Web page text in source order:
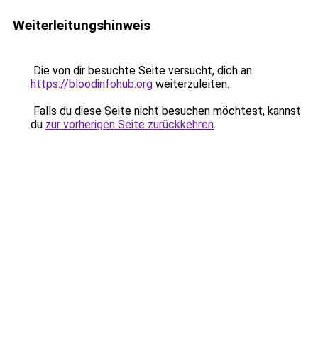
Weiterleitungshinweis
Die von dir besuchte Seite versucht, dich an
https://bloodinfohub.org weiterzuleiten.
Falls du diese Seite nicht besuchen möchtest, kannst
du zur vorherigen Seite zurückkehren.